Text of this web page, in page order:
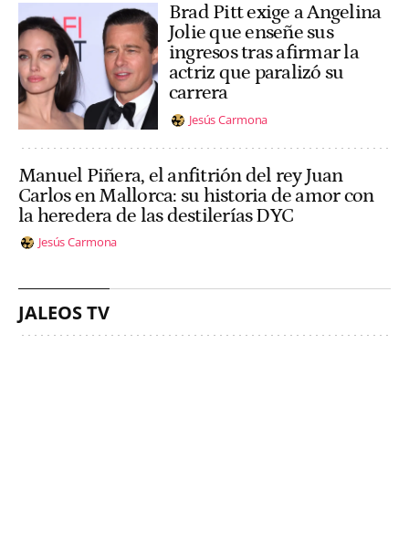
Brad Pitt exige a Angelina
Jolie que enseñe sus
ingresos tras afirmar la
actriz que paralizó su
carrera
Jesús Carmona
Manuel Piñera, el anfitrión del rey Juan
Carlos en Mallorca: su historia de amor con
la heredera de las destilerías DYC
Jesús Carmona
JALEOS TV